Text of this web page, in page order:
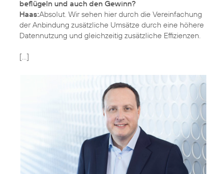
beflügeln und auch den Gewinn?
Haas:Absolut. Wir sehen hier durch die Vereinfachung
der Anbindung zusätzliche Umsätze durch eine höhere
Datennutzung und gleichzeitig zusätzliche Effizienzen.
[…]